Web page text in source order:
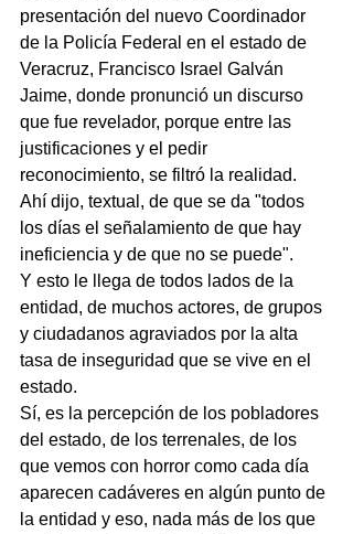
presentación del nuevo Coordinador
de la Policía Federal en el estado de
Veracruz, Francisco Israel Galván
Jaime, donde pronunció un discurso
que fue revelador, porque entre las
justificaciones y el pedir
reconocimiento, se filtró la realidad.
Ahí dijo, textual, de que se da "todos
los días el señalamiento de que hay
ineficiencia y de que no se puede".
Y esto le llega de todos lados de la
entidad, de muchos actores, de grupos
y ciudadanos agraviados por la alta
tasa de inseguridad que se vive en el
estado.
Sí, es la percepción de los pobladores
del estado, de los terrenales, de los
que vemos con horror como cada día
aparecen cadáveres en algún punto de
la entidad y eso, nada más de los que